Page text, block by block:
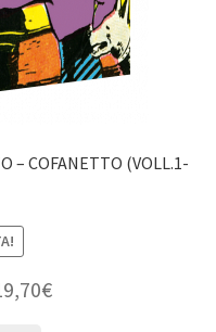
– COFANETTO (VOLL.1-
€